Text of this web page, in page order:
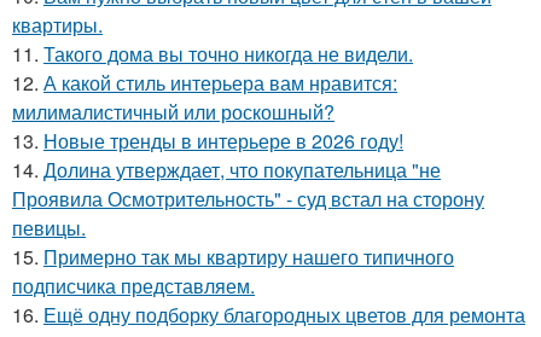
квартиры.
11. Такого дома вы точно никогда не видели.
12. А какой стиль интерьера вам нравится:
милималистичный или роскошный?
13. Новые тренды в интерьере в 2026 году!
14. Долина утверждает, что покупательница "не
Проявила Осмотрительность" - суд встал на сторону
певицы.
15. Примерно так мы квартиру нашего типичного
подписчика представляем.
16. Ещё одну подборку благородных цветов для ремонта